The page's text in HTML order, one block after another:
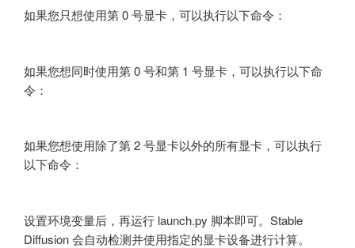
如果您只想使用第 0 号显卡，可以执行以下命令：
如果您想同时使用第 0 号和第 1 号显卡，可以执行以下命
令：
如果您想使用除了第 2 号显卡以外的所有显卡，可以执行
以下命令：
设置环境变量后，再运行 launch.py 脚本即可。Stable
Diffusion 会自动检测并使用指定的显卡设备进行计算。